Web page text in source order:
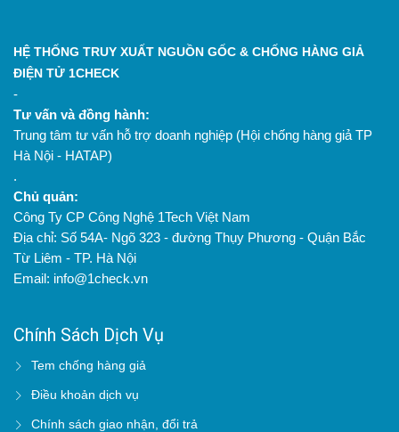
HỆ THỐNG TRUY XUẤT NGUỒN GỐC & CHỐNG HÀNG GIẢ
ĐIỆN TỬ 1CHECK
-
Tư vấn và đồng hành:
Trung tâm tư vấn hỗ trợ doanh nghiệp (Hội chống hàng giả TP
Hà Nội - HATAP)
.
Chủ quản:
Công Ty CP Công Nghệ 1Tech Việt Nam
Địa chỉ: Số 54A- Ngõ 323 - đường Thụy Phương - Quận Bắc
Từ Liêm - TP. Hà Nội
Email: info@1check.vn
Chính Sách Dịch Vụ
Tem chống hàng giả
Điều khoản dịch vụ
Chính sách giao nhận, đổi trả